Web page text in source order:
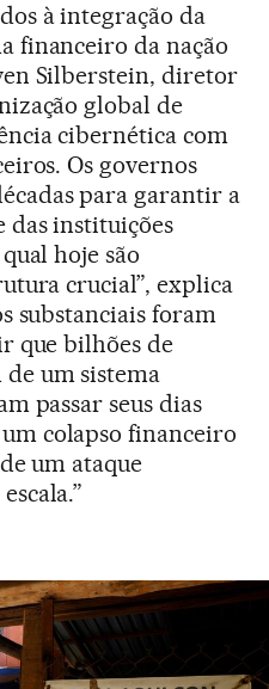
à integração da
financeiro da nação
Silberstein, diretor
global de
cibernética com
Os governos
para garantir a
das instituições
hoje são
crucial”, explica
substanciais foram
que bilhões de
de um sistema
passar seus dias
colapso financeiro
um ataque